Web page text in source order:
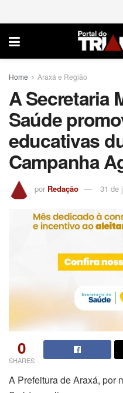
Home Araxá e Região
A Secretaria
Saúde
educativas
Campanha
por Redação 31 de
0
SHARES
A Prefeitura de Araxá, por